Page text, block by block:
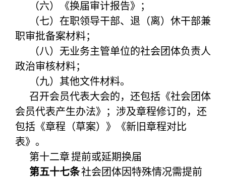
（六）《换届审计报告》；
（七）在职领导干部、退（离）休干部兼
职审批备案材料；
（八）无业务主管单位的社会团体负责人
政治审核材料；
（九）其他文件材料。
召开会员代表大会的，还包括《社会团体
会员代表产生办法》；涉及章程修订的，还
包括《章程（草案）》《新旧章程对比
表》。
第十二章提前或延期换届
第五十七条社会团体因特殊情况需提前